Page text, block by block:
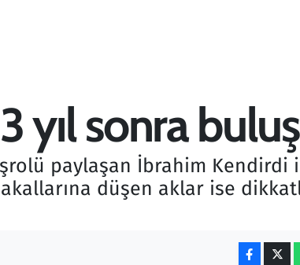
yıl sonra
paylaşan İbrahim Kendirdi
düşen aklar ise